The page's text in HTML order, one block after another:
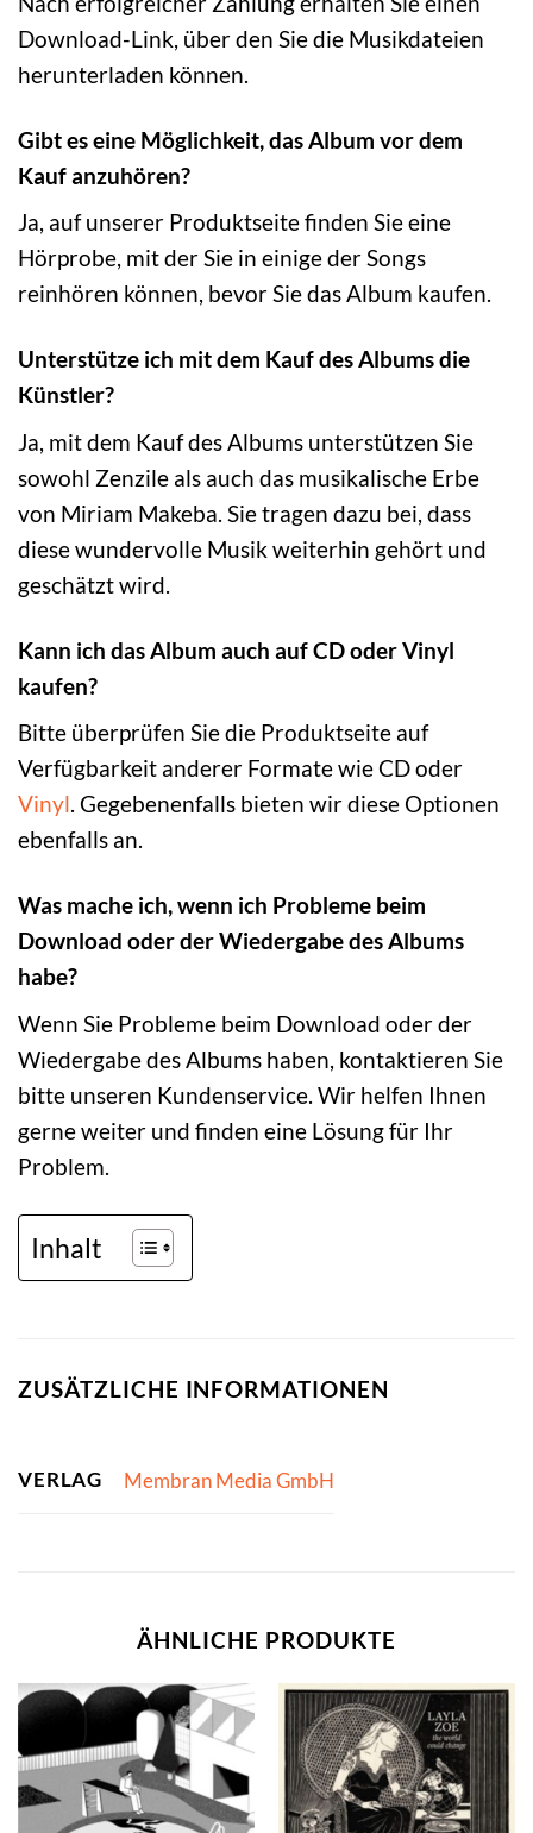
Download-Link, über den Sie die Musikdateien
herunterladen können.
Gibt es eine Möglichkeit, das Album vor dem
Kauf anzuhören?
Ja, auf unserer Produktseite finden Sie eine
Hörprobe, mit der Sie in einige der Songs
reinhören können, bevor Sie das Album kaufen.
Unterstütze ich mit dem Kauf des Albums die
Künstler?
Ja, mit dem Kauf des Albums unterstützen Sie
sowohl Zenzile als auch das musikalische Erbe
von Miriam Makeba. Sie tragen dazu bei, dass
diese wundervolle Musik weiterhin gehört und
geschätzt wird.
Kann ich das Album auch auf CD oder Vinyl
kaufen?
Bitte überprüfen Sie die Produktseite auf
Verfügbarkeit anderer Formate wie CD oder
Vinyl. Gegebenenfalls bieten wir diese Optionen
ebenfalls an.
Was mache ich, wenn ich Probleme beim
Download oder der Wiedergabe des Albums
habe?
Wenn Sie Probleme beim Download oder der
Wiedergabe des Albums haben, kontaktieren Sie
bitte unseren Kundenservice. Wir helfen Ihnen
gerne weiter und finden eine Lösung für Ihr
Problem.
Inhalt
ZUSÄTZLICHE INFORMATIONEN
VERLAG Membran Media GmbH
ÄHNLICHE PRODUKTE